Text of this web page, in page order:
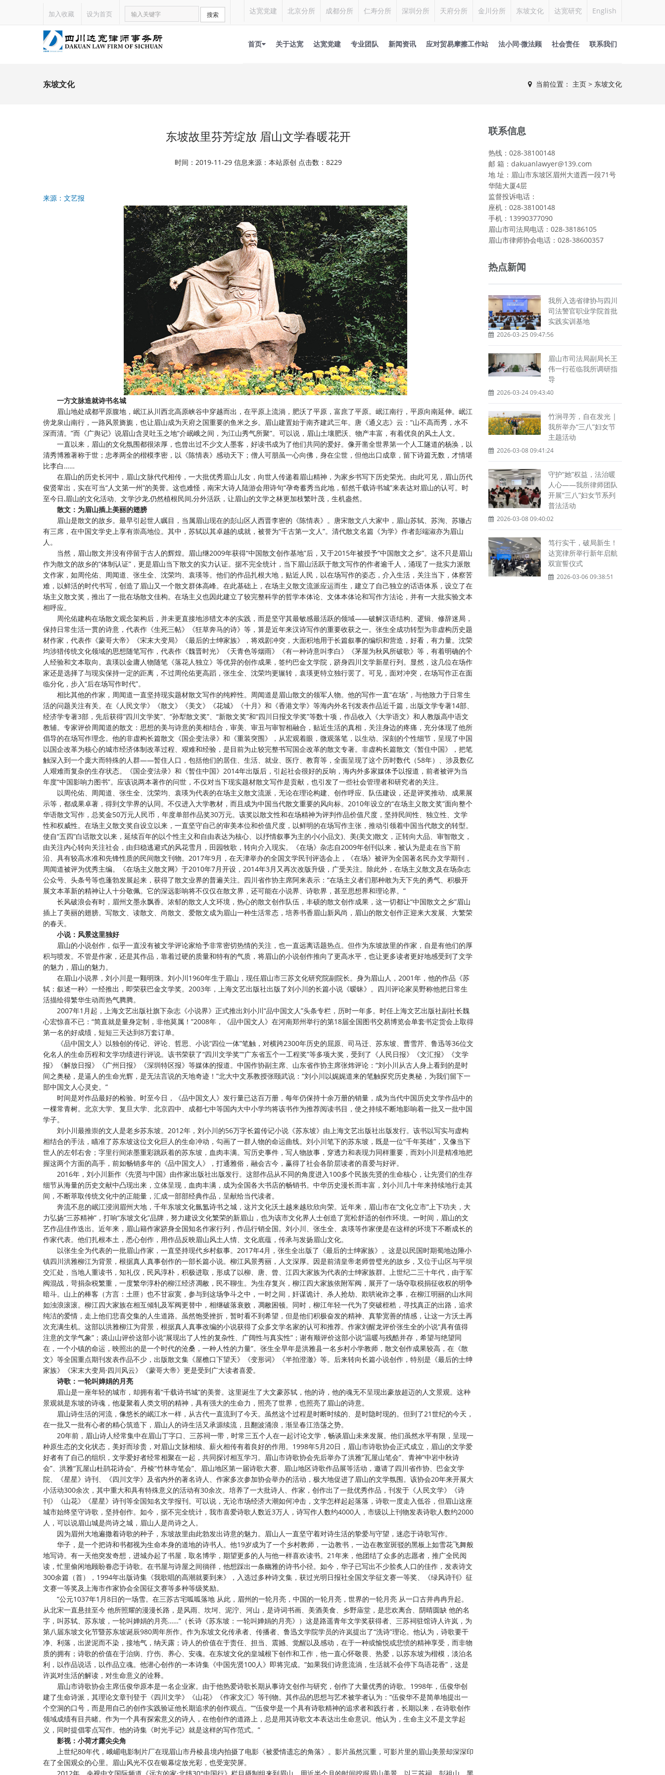
加入收藏 设为首页 搜索 达宽党建 北京分所 成都分所 仁寿分所 深圳分所 天府分所 金川分所 东坡文化 达宽研究 English
首页 关于达宽 达宽党建 专业团队 新闻资讯 应对贸易摩擦工作站 法小同·微法顾 社会责任 联系我们
东坡文化 当前位置： 主页 > 东坡文化
东坡故里芬芳绽放 眉山文学春暖花开
时间：2019-11-29 信息来源：本站原创 点击数：8229
来源：文艺报
一方文脉造就诗书名城
眉山地处成都平原腹地，岷江从川西北高原峡谷中穿越而出，在平原上流淌，肥沃了平原，富庶了平原。岷江南行，平原向南延伸。岷江
傍龙泉山南行，一路风景旖旎，也让眉山成为天府之国重要的鱼米之乡。眉山建置始于南齐建武三年。唐《通义志》云： “山不高而秀，水不
深而清。”而《广舆记》说眉山含灵吐玉之地“介岷峨之间，为江山秀气所聚”。可以说，眉山土壤肥沃、物产丰富，有着优良的风土人文。
一直以来，眉山的文化氛围都很浓厚，也曾出过不少文人墨客，好读书成为了他们共同的爱好。像开凿全世界第一个人工隧道的杨涣，以
清秀博雅著称于世；忠孝两全的楷模李密，以《陈情表》感动天下；僧人可朋虽一心向佛，身在尘世，但他出口成章，留下诗篇无数，才情堪
比李白……
在眉山的历史长河中，眉山文脉代代相传，一大批优秀眉山儿女，向世人传递着眉山精神，为家乡书写下历史荣光。由此可见，眉山历代
俊贤辈出，实在可当“人文第一州”的美誉。这也难怪，南宋大诗人陆游会用诗句“孕奇蓄秀当此地，郁然千载诗书城”来表达对眉山的认可。时
至今日,眉山的文化活动、文学沙龙,仍然植根民间,分外活跃，让眉山的文学之林更加枝繁叶茂，生机盎然。
散文：为眉山插上美丽的翅膀
眉山是散文的故乡。最早引起世人瞩目，当属眉山现在的彭山区人西晋李密的《陈情表》。唐宋散文八大家中，眉山苏轼、苏洵、苏辙占
有三席，在中国文学史上享有崇高地位。其中，苏轼以其卓越的成就，被誉为“千古第一文人”。清代散文名篇《为学》作者彭端淑亦为眉山
人。
当然，眉山散文并没有停留于古人的辉煌。眉山继2009年获得“中国散文创作基地”后，又于2015年被授予“中国散文之乡”。这不只是眉山
作为散文的故乡的“体制认证”，更是眉山当下散文的实力认证。据不完全统计，当下眉山活跃于散文写作的作者逾千人，涌现了一批实力派散
文作家，如周伦佑、周闻道、张生全、沈荣均、袁瑛等。他们的作品扎根大地，贴近人民，以在场写作的姿态，介入生活，关注当下，体察苦
难，以鲜活的时代书写，创造了眉山又一个散文群体高峰。在此基础上，在场主义散文流派应运而生，建立了自己独立的话语体系，设立了在
场主义散文奖，推出了一批在场散文佳构。在场主义也因此建立了较完整科学的哲学本体论、文体本体论和写作方法论，并有一大批实验文本
相呼应。
周伦佑建构在场散文观念架构后，并未更直接地涉猎文本的实践，而是坚守其最敏感最活跃的领域——破解汉语结构、逻辑、修辞迷局，
保持日常生活一贯的诗意，代表作《生死三帖》《狂草奔马的诗》等，算是近年来汉诗写作的重要收获之一。张生全成功转型为非虚构历史题
材作家，代表作《蒙哥大帝》《宋末大变局》《最后的士绅家族》，将戏剧冲突，大面积地用于长篇叙事的编织和营造，好看，有力量。沈荣
均涉猎传统文化领域的思想随笔写作，代表作《魏晋时光》《天青色等烟雨》《有一种诗意叫李白》《茅屋为秋风所破歌》等，有着明确的个
人经验和文本取向。袁瑛以金庸人物随笔《落花人独立》等优异的创作成果，签约巴金文学院，跻身四川文学新星行列。显然，这几位在场作
家还是选择了与现实保持一定的距离，不过周伦佑更高蹈，张生全、沈荣均更辗转，袁瑛更特立独行罢了。可见，面对冲突，在场写作正在面
临分化，步入“后在场写作时代”。
相比其他的作家，周闻道一直坚持现实题材散文写作的纯粹性。周闻道是眉山散文的领军人物。他的写作一直“在场”，与他致力于日常生
活的问题关注有关。在《人民文学》《散文》《美文》《花城》《十月》和《香港文学》等海内外名刊发表作品近千篇，出版文学专著14部、
经济学专著3部，先后获得“四川文学奖”、“孙犁散文奖”、“新散文奖”和“四川日报文学奖”等数十项，作品收入《大学语文》和人教版高中语文
教辅。专家评价周闻道的散文：思想的美与诗意的美相结合，审美、审丑与审智相融合，贴近生活的真相，关注身边的疼痛，充分体现了他所
倡导的在场写作理念。他的非虚构长篇散文《国企变法录》和《重装突围》，从宏观着眼，微观落笔，以生动、深刻的个性细节，呈现了中国
以国企改革为核心的城市经济体制改革过程、艰难和经验，是目前为止较完整书写国企改革的散文专著。非虚构长篇散文《暂住中国》，把笔
触深入到一个庞大而特殊的人群——暂住人口，包括他们的居住、生活、就业、医疗、教育等，全面呈现了这个历时数代（58年）、涉及数亿
人艰难而复杂的生存状态。《国企变法录》和《暂住中国》2014年出版后，引起社会很好的反响，海内外多家媒体予以报道，前者被评为当
年度“中国影响力图书”。应该说两本著作的问世，不仅对当下现实题材散文写作是贡献，也引发了一些社会管理者和研究者的关注。
以周伦佑、周闻道、张生全、沈荣均、袁瑛为代表的在场主义散文流派，无论在理论构建、创作呼应、队伍建设，还是评奖推动、成果展
示等，都成果卓著，得到文学界的认同。不仅进入大学教材，而且成为中国当代散文重要的风向标。 2010年设立的“在场主义散文奖”面向整个
华语散文写作，总奖金50万元人民币，年度单部作品奖30万元。该奖以散文性和在场精神为评判作品价值尺度，坚持民间性、独立性、文学
性和权威性。在场主义散文奖自设立以来，一直坚守自己的审美本位和价值尺度，以鲜明的在场写作主张，推动引领着中国当代散文的转型。
使自“五四”白话散文以来，延续百年的以个性主义和自由表达为核心、以抒情叙事为主的小(小品文)、美(美文)散文，正转向大品、审智散文，
由关注内心转向关注社会，由归稳逃避式的风花雪月，田园牧歌，转向介入现实。《在场》杂志自2009年创刊以来，被认为是走在当下前
沿、具有较高水准和先锋性质的民间散文刊物。2017年9月，在天津举办的全国文学民刊评选会上，《在场》被评为全国著名民办文学期刊，
周闻道被评为优秀主编。《在场主义散文网》于2010年7月开设，2014年3月又再次改版升级，广受关注。除此外，在场主义散文及在场杂志
公众号、头条号等也蓬勃发展起来，获得了散文业界的普遍关注。四川省作协主席阿来表示：“在场主义者们那种敢为天下先的勇气、积极开
展文本革新的精神让人十分敬佩。它的深远影响将不仅仅在散文界，还可能在小说界、诗歌界，甚至思想界和理论界。”
长风破浪会有时，眉州文墨永飘香。浓郁的散文人文环境，热心的散文创作队伍，丰硕的散文创作成果，这一切都让“中国散文之乡”眉山
插上了美丽的翅膀。写散文、读散文、尚散文、爱散文成为眉山一种生活常态，培养书香眉山新风尚，眉山的散文创作正迎来大发展、大繁荣
的春天。
小说：风景这里独好
眉山的小说创作，似乎一直没有被文学评论家给予非常密切热情的关注，也一直远离话题热点。但作为东坡故里的作家，自是有他们的厚
积与喷发。不管是作家，还是其作品，靠着过硬的质量和特有的气质，将眉山的小说创作推向了更高水平，也让更多读者更好地感受到了文学
的魅力，眉山的魅力。
在眉山小说界，刘小川是一颗明珠。刘小川1960年生于眉山，现任眉山市三苏文化研究院副院长。身为眉山人，2001年，他的作品《苏
轼：叙述一种》一经推出，即荣获巴金文学奖。2003年，上海文艺出版社出版了刘小川的长篇小说《暧昧》。四川评论家吴野称他把日常生
活描绘得繁华生动而热气腾腾。
2007年1月起，上海文艺出版社旗下杂志《小说界》正式推出刘小川“品中国文人”头条专栏，历时一年多。时任上海文艺出版社副社长魏
心宏惊喜不已：“简直就是量身定制，非他莫属！”2008年，《品中国文人》在河南郑州举行的第18届全国图书交易博览会单套书定货会上取得
第一名的好成绩，短短三天达到8万套订单。
《品中国文人》以独创的传记、评论、哲思、小说“四位一体”笔触，对横跨2300年历史的屈原、司马迁、苏东坡、曹雪芹、鲁迅等36位文
化名人的生命历程和文学功绩进行评说。该书荣获了“四川文学奖”“广东省五个一工程奖”等多项大奖，受到了《人民日报》《文汇报》《文学
报》《解放日报》《广州日报》《深圳特区报》等媒体的报道。中国作协副主席、山东省作协主席张炜评论：“刘小川从古人身上看到的是时
间之奥秘，是逼人的生命光辉，是无法言说的天地奇迹！”北大中文系教授张颐武说：“刘小川以娓娓道来的笔触探究历史奥秘，为我们留下一
部中国文人心灵史。”
时间是对作品最好的检验。时至今日，《品中国文人》发行量已达百万册，每年仍保持十余万册的销量，成为当代中国历史文学作品中的
一棵常青树。北京大学、复旦大学、北京四中、成都七中等国内大中小学均将该书作为推荐阅读书目，使之持续不断地影响着一批又一批中国
学子。
刘小川最推崇的文人是老乡苏东坡。 2012年，刘小川的56万字长篇传记小说《苏东坡》由上海文艺出版社出版发行。该书以写实与虚构
相结合的手法，瞄准了苏东坡这位文化巨人的生命冲动，勾画了一群人物的命运曲线。刘小川笔下的苏东坡，既是一位“千年英雄”，又像当下
世人的左邻右舍；字里行间浓墨重彩跳跃着的苏东坡，血肉丰满。写历史事件，写人物故事，穿透力和表现力同样重要，而刘小川是精准地把
握这两个方面的高手，前如畅销多年的《品中国文人》，打通雅俗，融会古今，赢得了社会各阶层读者的喜爱与好评。
2016年，刘小川新作《先贤与中国》由作家出版社出版发行。这部作品从不同的角度进入100多个民族先贤的生命核心，让先贤们的生存
细节从海量的历史文献中凸现出来，立体呈现，血肉丰满，成为全国各大书店的畅销书。中华历史漫长而丰富，刘小川几十年来持续地行走其
间，不断萃取传统文化中的正能量，汇成一部部经典作品，呈献给当代读者。
奔流不息的岷江浸润眉州大地，千年东坡文化氤氲诗书之城，这片文化沃土越来越欣欣向荣。近年来，眉山市在“文化立市”上下功夫，大
力弘扬“三苏精神”，打响“东坡文化”品牌，努力建设文化繁荣的新眉山，也为该市文化界人士创造了宽松舒适的创作环境。一时间，眉山的文
艺作品佳作迭出。近年来，眉山籍作家跻身全国知名作家行列，作品行销全国。刘小川、张生全、袁瑛等作家便是在这样的环境下不断成长的
作家代表。他们扎根本土，悉心创作，用作品反映眉山风土人情、文化底蕴，传承与发扬眉山文化。
以张生全为代表的一批眉山作家，一直坚持现代乡村叙事。 2017年4月，张生全出版了《最后的士绅家族》。这是以民国时期蜀地边陲小
镇四川洪雅柳江为背景，根据真人真事创作的一部长篇小说。柳江风景秀丽，人文深厚。因是前清皇帝老师曾璧光的故乡，又位于山区与平坝
交汇处，当地人重读书，知礼仪，民风淳朴，积极进取，形成了以柳、唐、曾、江四大家族为代表的士绅家族群。上世纪二三十年代，由于军
阀混战，苛捐杂税繁重，一度繁华淳朴的柳江经济凋敝，民不聊生。为生存复兴，柳江四大家族依附军阀，展开了一场夺取税捐征收权的明争
暗斗。山上的棒客（方言：土匪）也不甘寂寞，参与到这场争斗之中，一时之间，奸谋诡计、杀人抢劫、欺哄讹诈之事，在柳江明丽的山水间
如浊浪滚滚。柳江四大家族在相互倾轧及军阀更替中，相继破落衰败，凋敝困顿。同时，柳江年轻一代为了突破桎梏，寻找真正的出路，追求
纯洁的爱情，走上他们悲喜交集的人生道路。虽然饱受挫折，暂时看不到希望，但是他们积极奋发的精神、真挚宽善的情感，让这一方沃土再
次充满生机。这部以洪雅柳江为背景，根据真人真事改编的小说获得了众多文学名家的认可和推荐。作家刘醒龙评价张生全的小说“具有值得
注意的文学气象”；裘山山评价这部小说“展现出了人性的复杂性、广阔性与真实性”；谢有顺评价这部小说“温暖与残酷并存，希望与绝望同
在，一个小镇的命运，映照出的是一个时代的沧桑，一种人性的力量”。张生全早年是洪雅县一名乡村小学教师，散文创作成果较高，在《散
文》等全国重点期刊发表作品不少，出版散文集《屋檐口下望天》《变形词》《半拍澄澈》等。后来转向长篇小说创作，特别是《最后的士绅
家族》《宋末大变局·四川风云》《蒙哥大帝》更是受到广大读者喜爱。
诗歌：一轮叫婵娟的月亮
眉山是一座年轻的城市，却拥有着“千载诗书城”的美誉。这里诞生了大文豪苏轼，他的诗，他的魂无不呈现出豪放超迈的人文景观。这种
景观就是东坡的诗魂，他凝聚着人类文明的精神，具有强大的生命力，照亮了世界，也照亮了眉山的诗意。
眉山诗生活的河流，像悠长的岷江水一样，从古代一直流到了今天。虽然这个过程是时断时续的、是时隐时现的。但到了21世纪的今天，
在一批又一批有心者的精心筑造下，眉山人的诗生活又承源续流，且翻波涌浪，渐呈春江浩荡之势。
20年前，眉山诗人经常集中在眉山丁字口、三苏祠一带，时常三五个人在一起讨论文学，畅谈眉山未来发展。他们虽然水平有限，呈现一
种原生态的文化状态，美好而珍贵，对眉山文脉相续、薪火相传有着良好的作用。1998年5月20日，眉山市诗歌协会正式成立，眉山的文学爱
好者有了自己的组织，文学爱好者经常相聚在一起，共同探讨相互学习。眉山市诗歌协会先后举办了洪雅“瓦屋山笔会”、青神“中岩中秋诗
会”、洪雅“瓦屋山杜鹃花诗会”、丹棱“竹林寺笔会”、眉山地区第一届诗歌大赛、眉山地区诗歌作品展等活动，邀请了四川省作协、巴金文学
院、《星星》诗刊、《四川文学》及省内外的著名诗人、作家多次参加协会举办的活动，极大地促进了眉山的文学氛围。该协会20年来开展大
小活动300余次，其中重大和具有特殊意义的活动有30余次。培养了一大批诗人、作家，创作出了一批优秀作品，刊发于《人民文学》《诗
刊》《山花》《星星》诗刊等全国知名文学报刊。可以说，无论市场经济大潮如何冲击，文学怎样起起落落，诗歌一度走入低谷，但眉山这座
城市始终坚守诗歌，坚持创作。如今，据不完全统计，我市喜爱诗歌人数近3万人，诗写作人数约4000人，市级以上刊物发表诗歌人数约2000
人，可以说眉山城是尚诗之城，眉山人是尚诗之人。
因为眉州大地遍撒着诗歌的种子，东坡故里由此勃发出诗意的魅力。眉山人一直坚守着对诗生活的挚爱与守望，迷恋于诗歌写作。
华子，是一个把诗和书都视为生命本身的道地的诗书人。他19岁成为了一个乡村教师，一边教书，一边在教室斑驳的黑板上如雪花飞舞般
地写诗。有一天他突发奇想，进城办起了书屋，取名博学，期望更多的人与他一样喜欢读书。21年来，他团结了众多的志愿者，推广全民阅
读，忙里偷闲地顾盼眷恋于诗歌。在书屋与诗屋之间徜徉，他想踩出一条幽雅的诗书小径。如今，华子已写出不少脍炙人口的佳作，发表诗文
300余篇（首），1994年出版诗集《我歌唱的高潮就要到来》，入选过多种诗文集，获过光明日报社全国文学征文赛一等奖、《绿风诗刊》征
文赛一等奖及上海市作家协会全国征文赛等多种等级奖励。
“公元1037年1月8日的一场雪。在三苏古宅呱呱落地 从此，眉州的一轮月亮，中国的一轮月亮，世界的一轮月亮 从一口古井冉冉升起。
从北宋一直悬挂至今 他所照耀的漫漫长路，是风雨、坎坷、泥泞、河山，是诗词书画、美酒美食、乡野庙堂，是悲欢离合、阴晴圆缺 他的名
字，叫苏轼、苏东坡，一轮叫婵娟的月亮……”（长诗《苏东坡：一轮叫婵娟的月亮》）这是路遥青年文学奖获得者、三苏祠驻馆诗人许岚，为
第八届东坡文化节暨苏东坡诞辰980周年所作。作为东坡文化传承者、传播者、鲁迅文学院学员的许岚提出了“洗诗”理论。他认为，诗歌要干
净、利落，出淤泥而不染，接地气，纳天露；诗人的价值在于责任、担当、震撼、觉醒以及感动，在于一种或愉悦或悲愤的精神享受，而非物
质的拥有；诗歌的价值在于治病、疗伤、养心、安魂。在东坡文化的皇城根下创作和工作，他一直心怀敬畏、热爱，以苏东坡为楷模，淡泊名
利，以作品说话，以作品立魂。他潜心创作的一本诗集《中国先贤100人》即将完成。“如果我们诗意流淌，生活就不会停下鸟语花香”，这是
许岚对生活的解读，对生命意义的诠释。
眉山市诗歌协会主席伍俊华原本是一名企业家。由于他热爱诗歌长期从事诗文创作与研究，创作了大量优秀的诗歌。 1998年，伍俊华创
建了生命诗派，其理论文章刊登于《四川文学》《山花》《作家文汇》等刊物。其作品的思想与艺术被学者认为：“伍俊华不是简单地提出一
个空洞的口号，而是用自己的创作实践验证他长期追求的创作观点。”“伍俊华是一个具有诗歌精神的追求者和践行者，长期以来，在诗歌创作
领域成绩有目共睹。作为一个具有探索意义的诗人，在他创作的道路上，总是用其诗歌文本表达出生命意识。他认为，生命主义不是文学起
义，同时提倡零点写作。他的诗集《时光手记》就是这样的写作范式。”
影视：小荷才露尖尖角
上世纪80年代，峨嵋电影制片厂在现眉山市丹棱县境内拍摄了电影《被爱情遗忘的角落》。影片虽然沉重，可影片里的眉山美景却深深印
在了全国观众的心里。眉山风光不仅在银幕绽放光彩，也受宠荧屏。
2012年，央视中文国际频道《远方的家·北纬30°中国行》栏目摄制组来到眉山，用近半个月的时间挖掘眉山美景。以三苏祠、彭祖山、黑
联系信息
热线：028-38100148
邮 箱：dakuanlawyer@139.com
地 址：眉山市东坡区眉州大道西一段71号
华陆大厦4层
监督投诉电话：
座机：028-38100148
手机：13990377090
眉山市司法局电话：028-38186105
眉山市律师协会电话：028-38600357
热点新闻
我所入选省律协与四川
司法警官职业学院首批
实践实训基地
2026-03-25 09:47:56
眉山市司法局副局长王
伟一行莅临我所调研指
导
2026-03-24 09:43:40
竹涧寻芳，自在发光 |
我所举办“三八”妇女节
主题活动
2026-03-08 09:41:24
守护“她”权益，法治暖
人心——我所律师团队
开展“三八”妇女节系列
普法活动
2026-03-08 09:40:02
笃行实干，破局新生！
达宽律所举行新年启航
双宣誓仪式
2026-03-06 09:38:51